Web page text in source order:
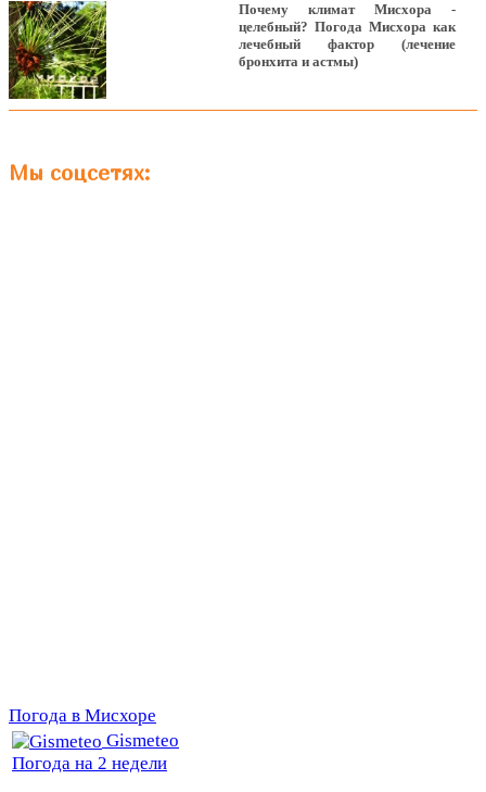
Почему климат Мисхора -
целебный? Погода Мисхора как
лечебный фактор (лечение
бронхита и астмы)
Мы соцсетях:
Погода в Мисхоре
Gismeteo
Погода на 2 недели